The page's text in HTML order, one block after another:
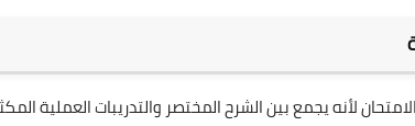
لأنه يجمع بين الشرح المختصر والتدريبات العملية